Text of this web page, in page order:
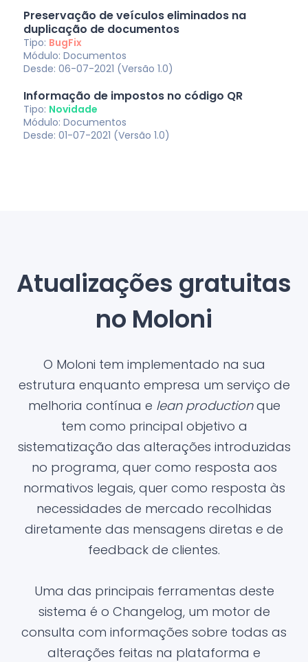
Preservação de veículos eliminados na
duplicação de documentos
Tipo: BugFix
Módulo: Documentos
Desde: 06-07-2021 (Versão 1.0)
Informação de impostos no código QR
Tipo: Novidade
Módulo: Documentos
Desde: 01-07-2021 (Versão 1.0)
Atualizações gratuitas
no Moloni
O Moloni tem implementado na sua
estrutura enquanto empresa um serviço de
melhoria contínua e lean productionque
tem como principal objetivo a
sistematização das alterações introduzidas
no programa, quer como resposta aos
normativos legais, quer como resposta às
necessidades de mercado recolhidas
diretamente das mensagens diretas e de
feedback de clientes.
Uma das principais ferramentas deste
sistema é o Changelog, um motor de
consulta com informações sobre todas as
alterações feitas na plataforma e